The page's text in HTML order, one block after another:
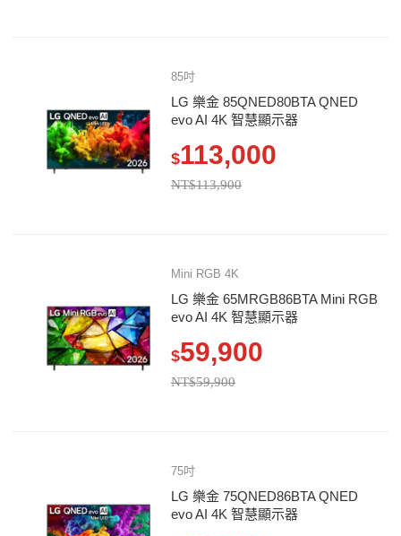
85吋
LG 樂金 85QNED80BTA QNED
evo AI 4K 智慧顯示器
$113,000
NT$113,900
Mini RGB 4K
LG 樂金 65MRGB86BTA Mini RGB
evo AI 4K 智慧顯示器
$59,900
NT$59,900
75吋
LG 樂金 75QNED86BTA QNED
evo AI 4K 智慧顯示器